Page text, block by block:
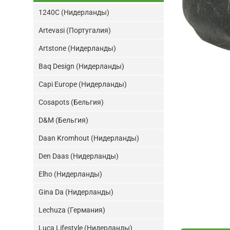
1240C (Нидерланды)
Artevasi (Португалия)
Artstone (Нидерланды)
Baq Design (Нидерланды)
Capi Europe (Нидерланды)
Cosapots (Бельгия)
D&M (Бельгия)
Daan Kromhout (Нидерланды)
Den Daas (Нидерланды)
Elho (Нидерланды)
Gina Da (Нидерланды)
Lechuza (Германия)
Luca Lifestyle (Нидерланды)